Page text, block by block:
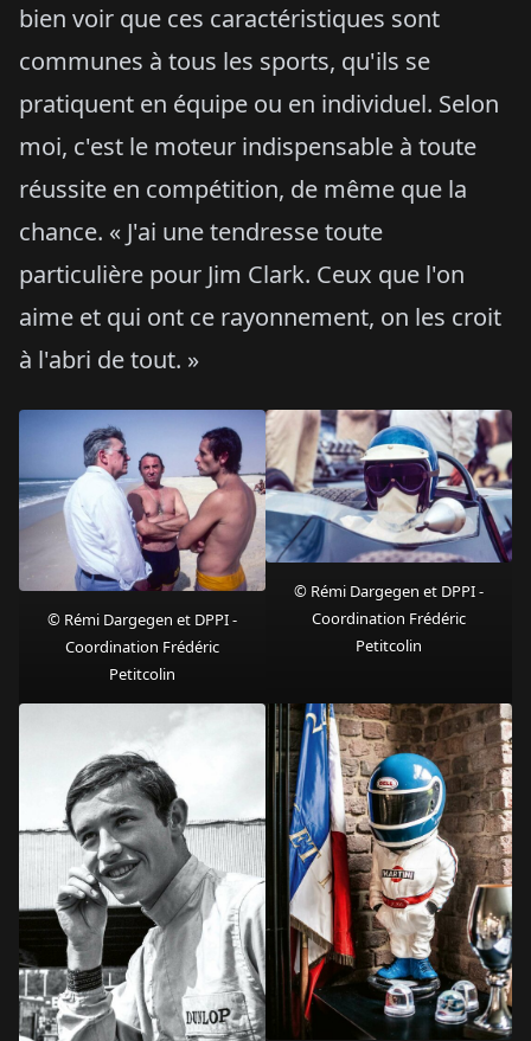
bien voir que ces caractéristiques sont
communes à tous les sports, qu'ils se
pratiquent en équipe ou en individuel. Selon
moi, c'est le moteur indispensable à toute
réussite en compétition, de même que la
chance. « J'ai une tendresse toute
particulière pour Jim Clark. Ceux que l'on
aime et qui ont ce rayonnement, on les croit
à l'abri de tout. »
© Rémi Dargegen et DPPI -
Coordination Frédéric
Petitcolin
© Rémi Dargegen et DPPI -
Coordination Frédéric
Petitcolin